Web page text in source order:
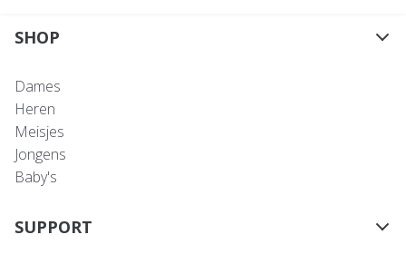
SHOP
Dames
Heren
Meisjes
Jongens
Baby's
SUPPORT